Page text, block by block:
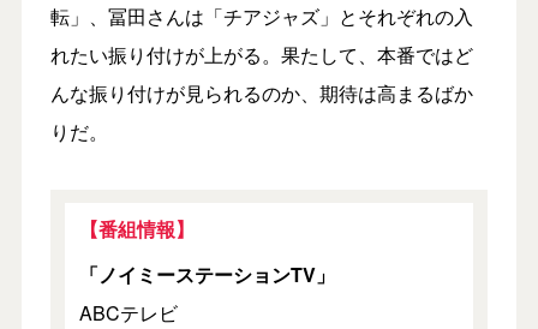
転」、冨田さんは「チアジャズ」とそれぞれの入
れたい振り付けが上がる。果たして、本番ではど
んな振り付けが見られるのか、期待は高まるばか
りだ。
【番組情報】
「ノイミーステーションTV」
ABCテレビ